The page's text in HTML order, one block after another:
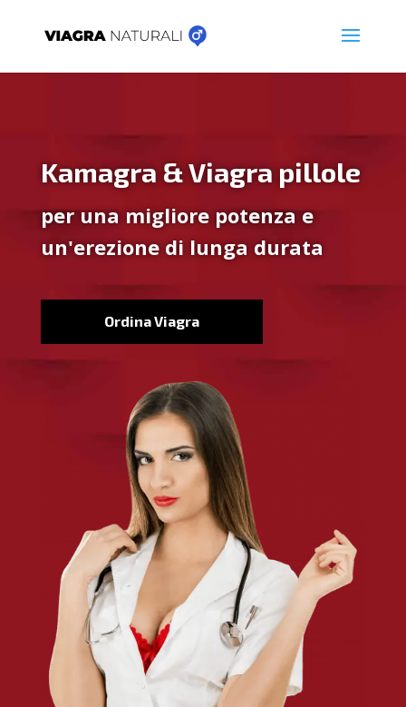
Kamagra & Viagra pillole
per una migliore potenza e
un'erezione di lunga durata
Ordina Viagra